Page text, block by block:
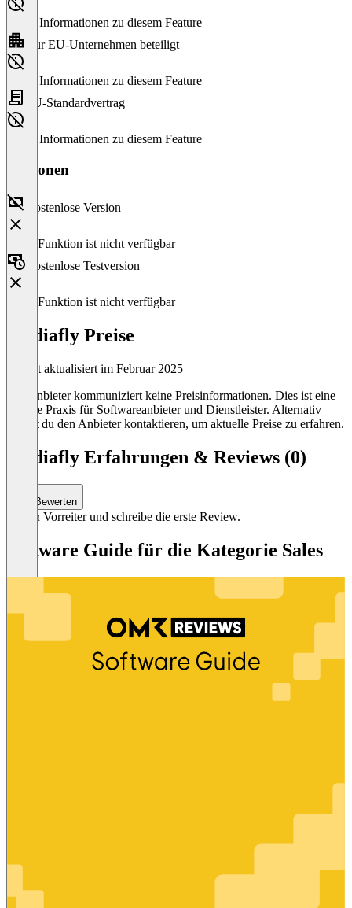
Keine Informationen zu diesem Feature
Nur EU-Unternehmen beteiligt
Keine Informationen zu diesem Feature
EU-Standardvertrag
Keine Informationen zu diesem Feature
Versionen
Kostenlose Version
Diese Funktion ist nicht verfügbar
Kostenlose Testversion
Diese Funktion ist nicht verfügbar
Mediafly Preise
Zuletzt aktualisiert im Februar 2025
Der Anbieter kommuniziert keine Preisinformationen. Dies ist eine
übliche Praxis für Softwareanbieter und Dienstleister. Alternativ
kannst du den Anbieter kontaktieren, um aktuelle Preise zu erfahren.
Mediafly Erfahrungen & Reviews (0)
Bewerten
Sei ein Vorreiter und schreibe die erste Review.
Software Guide für die Kategorie Sales